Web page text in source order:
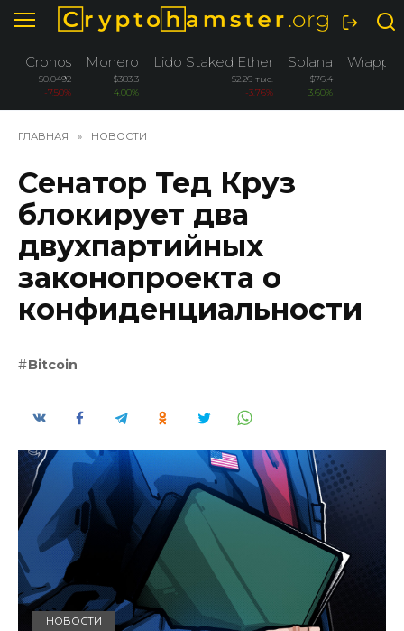
Перейти
содержанию
Cronos
$0.0492
-7.50%
Monero
$383.3
4.00%
Lido Staked Ether
$2.26 тыс.
-3.76%
Solana
$76.4
3.60%
ГЛАВНАЯ » НОВОСТИ
Сенатор Тед Круз
блокирует два
двухпартийных
законопроекта о
конфиденциальности
Bitcoin
НОВОСТИ